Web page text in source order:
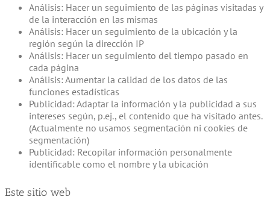
Análisis: Hacer un seguimiento de las páginas visitadas y
de la interacción en las mismas
Análisis: Hacer un seguimiento de la ubicación y la
región según la dirección IP
Análisis: Hacer un seguimiento del tiempo pasado en
cada página
Análisis: Aumentar la calidad de los datos de las
funciones estadísticas
Publicidad: Adaptar la información y la publicidad a sus
intereses según, p.ej., el contenido que ha visitado antes.
(Actualmente no usamos segmentación ni cookies de
segmentación)
Publicidad: Recopilar información personalmente
identificable como el nombre y la ubicación
Este sitio web